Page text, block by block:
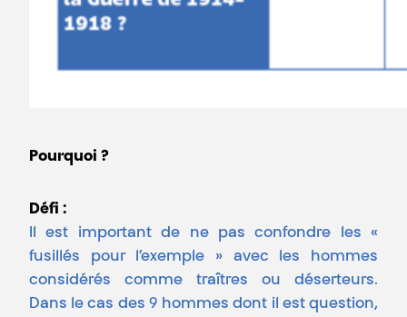
Pourquoi ?
Défi :
Il est important de ne pas confondre les «
fusillés pour l’exemple » avec les hommes
considérés comme traîtres ou déserteurs.
Dans le cas des 9 hommes dont il est question,